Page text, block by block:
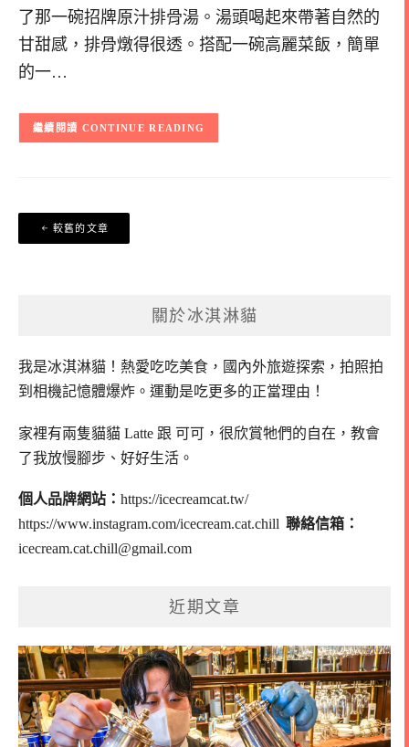
了那一碗招牌原汁排骨湯。湯頭喝起來帶著自然的
甘甜感，排骨燉得很透。搭配一碗高麗菜飯，簡單
的一…
CONTINUE READING
文
章
較舊的文章
關於冰淇淋貓
我是冰淇淋貓！ 熱愛吃吃美食，國內外旅遊探索，拍照拍
到相機記憶體爆炸。 運動是吃更多的正當理由！
家裡有兩隻貓貓 Latte 跟 可可， 很欣賞牠們的自在，教會
了我放慢腳步、好好生活。
個人品牌網站： https://icecreamcat.tw/
https://www.instagram.com/icecream.cat.chill 聯絡信箱：
icecream.cat.chill@gmail.com
近期文章